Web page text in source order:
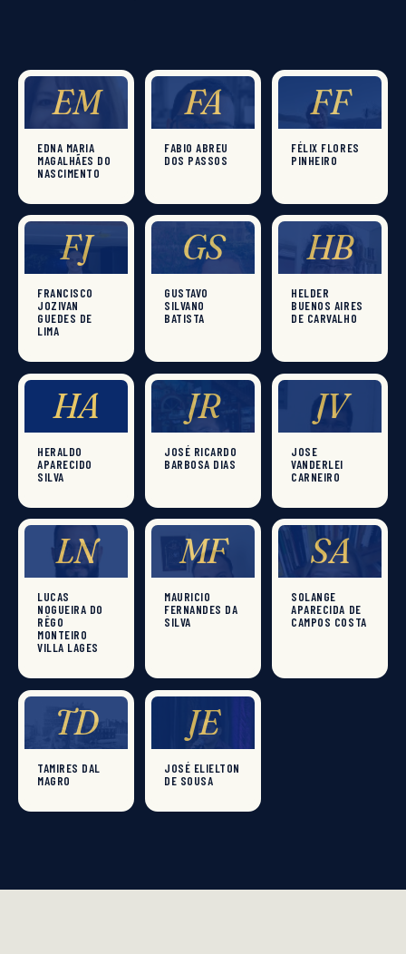
EM
EDNA MARIA
MAGALHÃES DO
NASCIMENTO
FA
FABIO ABREU
DOS PASSOS
FF
FÉLIX FLORES
PINHEIRO
FJ
FRANCISCO
JOZIVAN
GUEDES DE
LIMA
GS
GUSTAVO
SILVANO
BATISTA
HB
HELDER
BUENOS AIRES
DE CARVALHO
HA
HERALDO
APARECIDO
SILVA
JR
JOSÉ RICARDO
BARBOSA DIAS
JV
JOSE
VANDERLEI
CARNEIRO
LN
LUCAS
NOGUEIRA DO
RÊGO
MONTEIRO
VILLA LAGES
MF
MAURICIO
FERNANDES DA
SILVA
SA
SOLANGE
APARECIDA DE
CAMPOS COSTA
TD
TAMIRES DAL
MAGRO
JE
JOSÉ ELIELTON
DE SOUSA